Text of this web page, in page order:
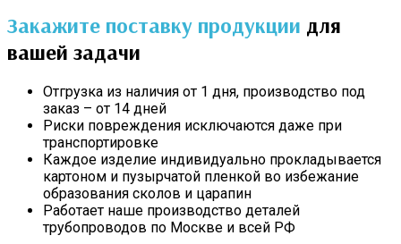
Закажите поставку продукции для
вашей задачи
Отгрузка из наличия от 1 дня, производство под
заказ – от 14 дней
Риски повреждения исключаются даже при
транспортировке
Каждое изделие индивидуально прокладывается
картоном и пузырчатой пленкой во избежание
образования сколов и царапин
Работает наше производство деталей
трубопроводов по Москве и всей РФ